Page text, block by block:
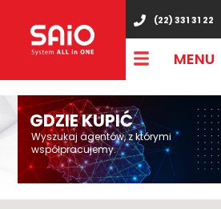
(22) 331 31 22
MENU
GDZIE KUPIĆ
Wyszukaj agentów, z którymi
współpracujemy.